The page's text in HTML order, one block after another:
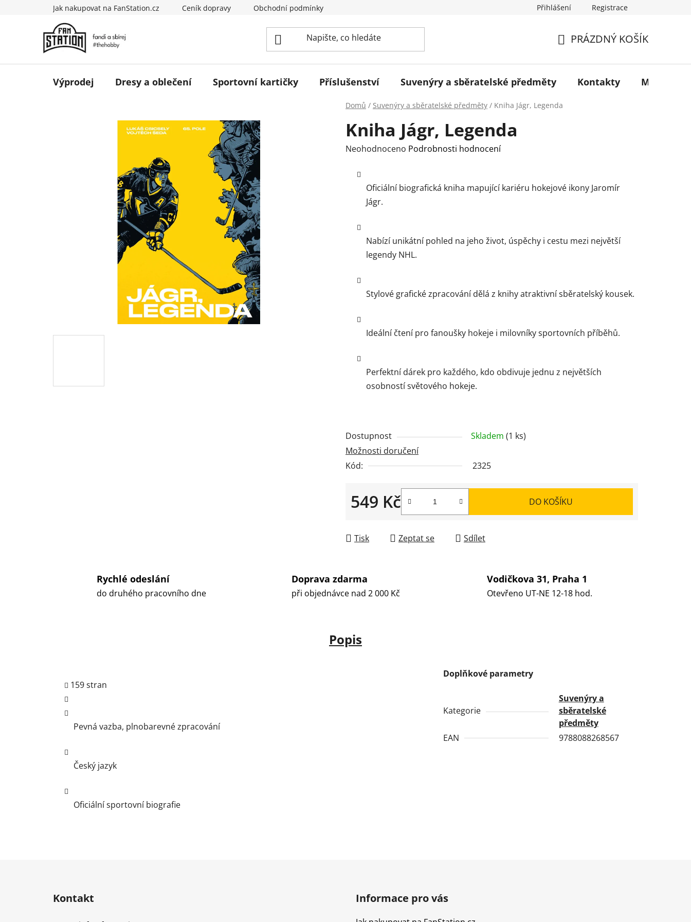
Jak nakupovat na FanStation.cz Ceník dopravy Obchodní podmínky Přihlášení Registrace
KOŠÍK
PRÁZDNÝ KOŠÍK
Výprodej Dresy a oblečení Sportovní kartičky Příslušenství Suvenýry a sběratelské předměty Kontakty Muzeum
Domů / Suvenýry a sběratelské předměty / Kniha Jágr, Legenda
Kniha Jágr, Legenda
Průměrné
produktu
hvězdiček.
Neohodnoceno Podrobnosti hodnocení
Oficiální biografická kniha mapující kariéru hokejové ikony Jaromír
Jágr.
Nabízí unikátní pohled na jeho život, úspěchy i cestu mezi největší
legendy NHL.
Stylové grafické zpracování dělá z knihy atraktivní sběratelský kousek.
Ideální čtení pro fanoušky hokeje i milovníky sportovních příběhů.
Perfektní dárek pro každého, kdo obdivuje jednu z největších
osobností světového hokeje.
Dostupnost Skladem (1 ks)
Možnosti doručení
Kód:
2325
549 Kč DO KOŠÍKU
Tisk Zeptat se Sdílet
Rychlé odeslání
do druhého pracovního dne
Doprava zdarma
při objednávce nad 2 000 Kč
Vodičkova 31, Praha 1
Otevřeno UT-NE 12-18 hod.
Popis
159 stran
Pevná vazba, plnobarevné zpracování
Český jazyk
Oficiální sportovní biografie
Doplňkové parametry
Kategorie
Suvenýry a
sběratelské
předměty
EAN
9788088268567
Kontakt Informace pro vás